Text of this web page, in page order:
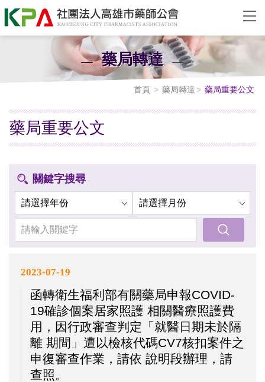
藥局轉達
首頁 藥局轉達 藥局重要公文
藥局重要公文
關鍵字搜尋
2023-07-19
函轉衛生福利部有關藥局申報COVID-
19確診個案居家照護 相關醫療照護費
用，因行政審查判定「就醫日期未於隔
離 期間」遭以檢核代碼CV7核扣案件之
申復審查作業，請依 說明段辦理，請
查照。